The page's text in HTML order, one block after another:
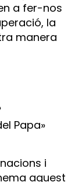
a fer-nos
la
manera
Papa»
i
aquest